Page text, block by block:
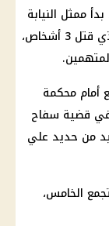
ممثل النيابة
مرافعته في قضية سفاح التجمع الخامس الذي قتل 3 أشخاص،
أمام محكمة
في قضية سفاح
من حديد علي
الخامس،